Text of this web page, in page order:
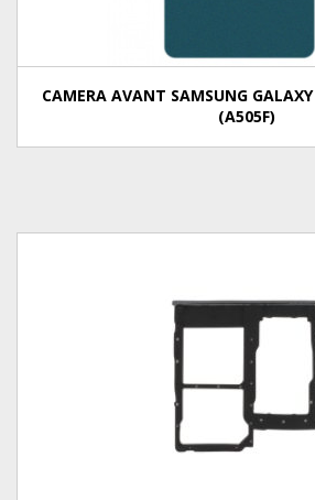
CAMERA AVANT SAMSUNG
(A505F)